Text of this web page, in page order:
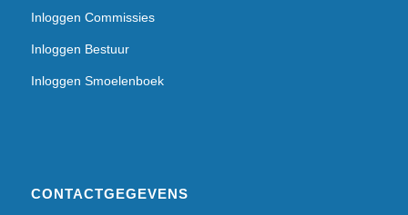
Inloggen Commissies
Inloggen Bestuur
Inloggen Smoelenboek
CONTACTGEGEVENS